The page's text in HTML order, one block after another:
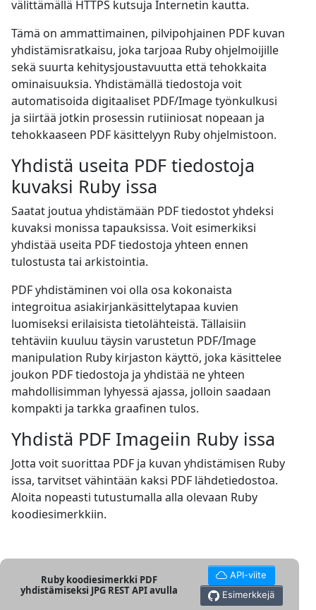
välittämällä HTTPS kutsuja Internetin kautta.
Tämä on ammattimainen, pilvipohjainen PDF kuvan
yhdistämisratkaisu, joka tarjoaa Ruby ohjelmoijille
sekä suurta kehitysjoustavuutta että tehokkaita
ominaisuuksia. Yhdistämällä tiedostoja voit
automatisoida digitaaliset PDF/Image työnkulkusi
ja siirtää jotkin prosessin rutiiniosat nopeaan ja
tehokkaaseen PDF käsittelyyn Ruby ohjelmistoon.
Yhdistä useita PDF tiedostoja
kuvaksi Ruby issa
Saatat joutua yhdistämään PDF tiedostot yhdeksi
kuvaksi monissa tapauksissa. Voit esimerkiksi
yhdistää useita PDF tiedostoja yhteen ennen
tulostusta tai arkistointia.
PDF yhdistäminen voi olla osa kokonaista
integroitua asiakirjankäsittelytapaa kuvien
luomiseksi erilaisista tietolähteistä. Tällaisiin
tehtäviin kuuluu täysin varustetun PDF/Image
manipulation Ruby kirjaston käyttö, joka käsittelee
joukon PDF tiedostoja ja yhdistää ne yhteen
mahdollisimman lyhyessä ajassa, jolloin saadaan
kompakti ja tarkka graafinen tulos.
Yhdistä PDF Imageiin Ruby issa
Jotta voit suorittaa PDF ja kuvan yhdistämisen Ruby
issa, tarvitset vähintään kaksi PDF lähdetiedostoa.
Aloita nopeasti tutustumalla alla olevaan Ruby
koodiesimerkkiin.
Ruby koodiesimerkki PDF
yhdistämiseksi JPG REST API avulla
API-viite
Esimerkkejä